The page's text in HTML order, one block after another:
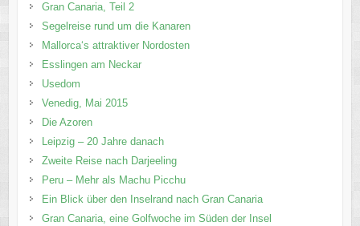
Gran Canaria, Teil 2
Segelreise rund um die Kanaren
Mallorca‘s attraktiver Nordosten
Esslingen am Neckar
Usedom
Venedig, Mai 2015
Die Azoren
Leipzig – 20 Jahre danach
Zweite Reise nach Darjeeling
Peru – Mehr als Machu Picchu
Ein Blick über den Inselrand nach Gran Canaria
Gran Canaria, eine Golfwoche im Süden der Insel